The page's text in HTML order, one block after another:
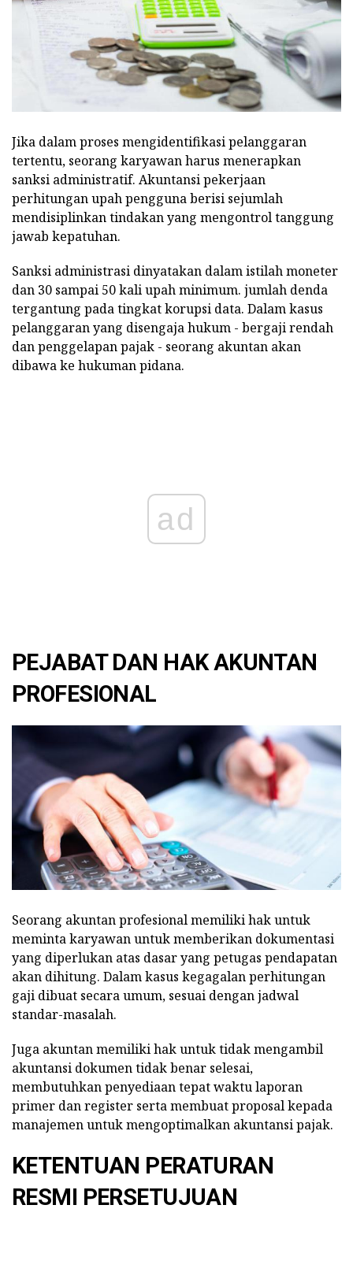
Jika dalam proses mengidentifikasi pelanggaran
tertentu, seorang karyawan harus menerapkan
sanksi administratif. Akuntansi pekerjaan
perhitungan upah pengguna berisi sejumlah
mendisiplinkan tindakan yang mengontrol tanggung
jawab kepatuhan.
Sanksi administrasi dinyatakan dalam istilah moneter
dan 30 sampai 50 kali upah minimum. jumlah denda
tergantung pada tingkat korupsi data. Dalam kasus
pelanggaran yang disengaja hukum - bergaji rendah
dan penggelapan pajak - seorang akuntan akan
dibawa ke hukuman pidana.
ad
PEJABAT DAN HAK AKUNTAN
PROFESIONAL
Seorang akuntan profesional memiliki hak untuk
meminta karyawan untuk memberikan dokumentasi
yang diperlukan atas dasar yang petugas pendapatan
akan dihitung. Dalam kasus kegagalan perhitungan
gaji dibuat secara umum, sesuai dengan jadwal
standar-masalah.
Juga akuntan memiliki hak untuk tidak mengambil
akuntansi dokumen tidak benar selesai,
membutuhkan penyediaan tepat waktu laporan
primer dan register serta membuat proposal kepada
manajemen untuk mengoptimalkan akuntansi pajak.
KETENTUAN PERATURAN
RESMI PERSETUJUAN